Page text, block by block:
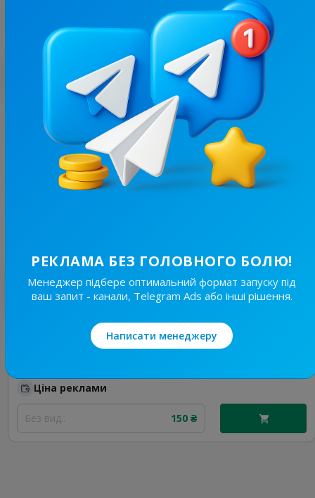
З цим каналом часто купують
18.4K/
4.5K
Одеса UA
Новини/ЗМІ, Регіональні
Ціна реклами
Найкращі за темою
19.6K/
4.3K
Новини Львівщини та України
Ціна реклами
Без вид.. 150 ₴
РЕКЛАМА БЕЗ ГОЛОВНОГО БОЛЮ!
Менеджер підбере оптимальний формат запуску під
ваш запит - канали, Telegram Ads або інші рішення.
Написати менеджеру